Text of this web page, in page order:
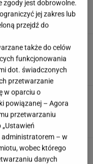
popłynął
Gdańsku. Pod "Misiem"
Brad Pitt domaga
zgody jest dobrowolne.
jej zakres lub
przejdź do
także do celów
funkcjonowania
dot. świadczonych
przetwarzanie
w oparciu o
powiązanej – Agora
przetwarzaniu
administratorem – w
wobec którego
danych